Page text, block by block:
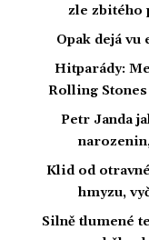
zle zbitého
Opak dejá vu
Hitparády:
Rolling
Petr Janda
Klid od
hmyzu,
Silně tlumené